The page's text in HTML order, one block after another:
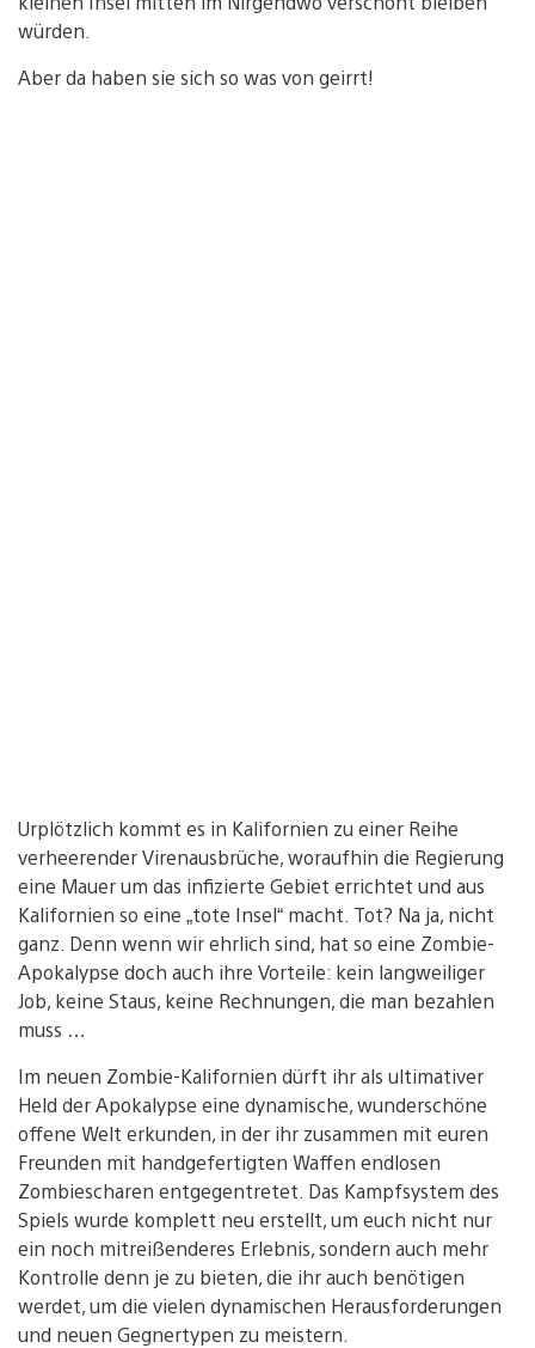
würden.
Aber da haben sie sich so was von geirrt!
Urplötzlich kommt es in Kalifornien zu einer Reihe
verheerender Virenausbrüche, woraufhin die Regierung
eine Mauer um das infizierte Gebiet errichtet und aus
Kalifornien so eine „tote Insel“ macht. Tot? Na ja, nicht
ganz. Denn wenn wir ehrlich sind, hat so eine Zombie-
Apokalypse doch auch ihre Vorteile: kein langweiliger
Job, keine Staus, keine Rechnungen, die man bezahlen
muss …
Im neuen Zombie-Kalifornien dürft ihr als ultimativer
Held der Apokalypse eine dynamische, wunderschöne
offene Welt erkunden, in der ihr zusammen mit euren
Freunden mit handgefertigten Waffen endlosen
Zombiescharen entgegentretet. Das Kampfsystem des
Spiels wurde komplett neu erstellt, um euch nicht nur
ein noch mitreißenderes Erlebnis, sondern auch mehr
Kontrolle denn je zu bieten, die ihr auch benötigen
werdet, um die vielen dynamischen Herausforderungen
und neuen Gegnertypen zu meistern.